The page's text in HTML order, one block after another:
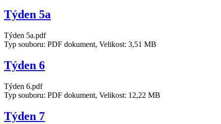
Týden 5a
Týden 5a.pdf
Typ souboru: PDF dokument, Velikost: 3,51 MB
Týden 6
Týden 6.pdf
Typ souboru: PDF dokument, Velikost: 12,22 MB
Týden 7